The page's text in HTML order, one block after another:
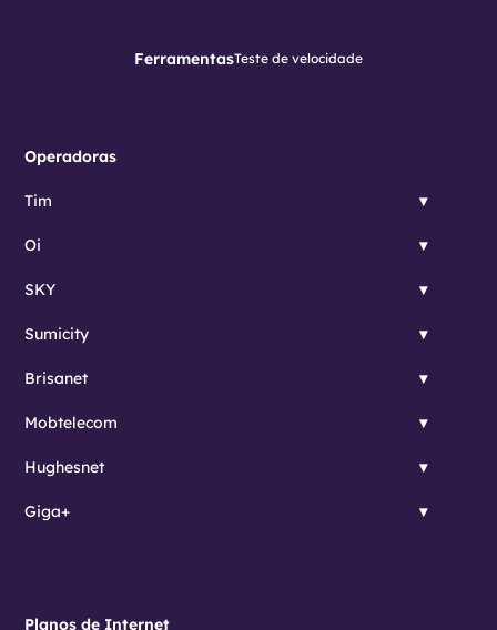
FerramentasTeste de velocidade
Operadoras
Tim
Oi
SKY
Sumicity
Brisanet
Mobtelecom
Hughesnet
Giga+
Planos de Internet